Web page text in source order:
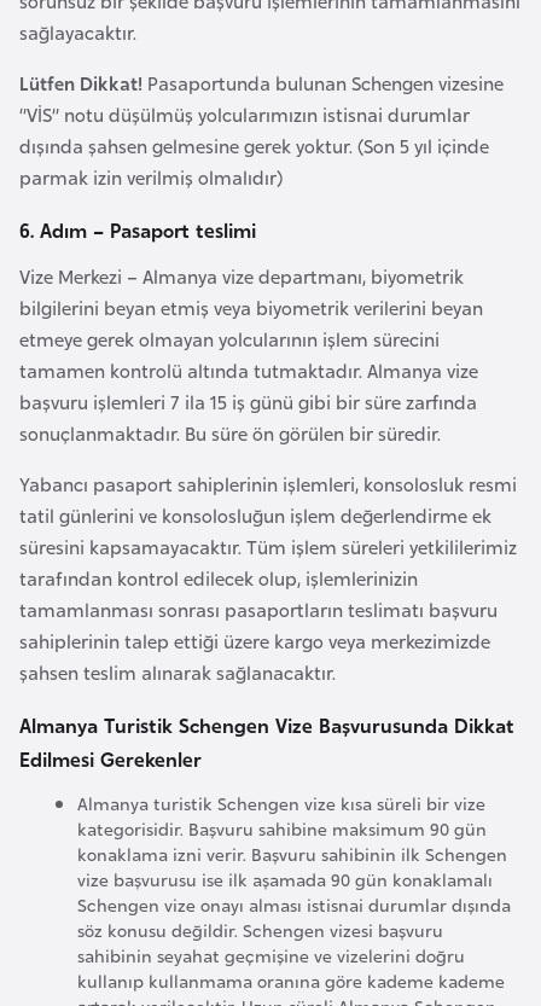
sağlayacaktır.
Lütfen Dikkat! Pasaportunda bulunan Schengen vizesine
‘’VİS’’ notu düşülmüş yolcularımızın istisnai durumlar
dışında şahsen gelmesine gerek yoktur. (Son 5 yıl içinde
parmak izin verilmiş olmalıdır)
6. Adım – Pasaport teslimi
Vize Merkezi – Almanya vize departmanı, biyometrik
bilgilerini beyan etmiş veya biyometrik verilerini beyan
etmeye gerek olmayan yolcularının işlem sürecini
tamamen kontrolü altında tutmaktadır. Almanya vize
başvuru işlemleri 7 ila 15 iş günü gibi bir süre zarfında
sonuçlanmaktadır. Bu süre ön görülen bir süredir.
Yabancı pasaport sahiplerinin işlemleri, konsolosluk resmi
tatil günlerini ve konsolosluğun işlem değerlendirme ek
süresini kapsamayacaktır. Tüm işlem süreleri yetkililerimiz
tarafından kontrol edilecek olup, işlemlerinizin
tamamlanması sonrası pasaportların teslimatı başvuru
sahiplerinin talep ettiği üzere kargo veya merkezimizde
şahsen teslim alınarak sağlanacaktır.
Almanya Turistik Schengen Vize Başvurusunda Dikkat
Edilmesi Gerekenler
Almanya turistik Schengen vize kısa süreli bir vize
kategorisidir. Başvuru sahibine maksimum 90 gün
konaklama izni verir. Başvuru sahibinin ilk Schengen
vize başvurusu ise ilk aşamada 90 gün konaklamalı
Schengen vize onayı alması istisnai durumlar dışında
söz konusu değildir. Schengen vizesi başvuru
sahibinin seyahat geçmişine ve vizelerini doğru
kullanıp kullanmama oranına göre kademe kademe
z
l
a
n
a
K
a
m
b
o
ç
y
a
K
a
m
r
u